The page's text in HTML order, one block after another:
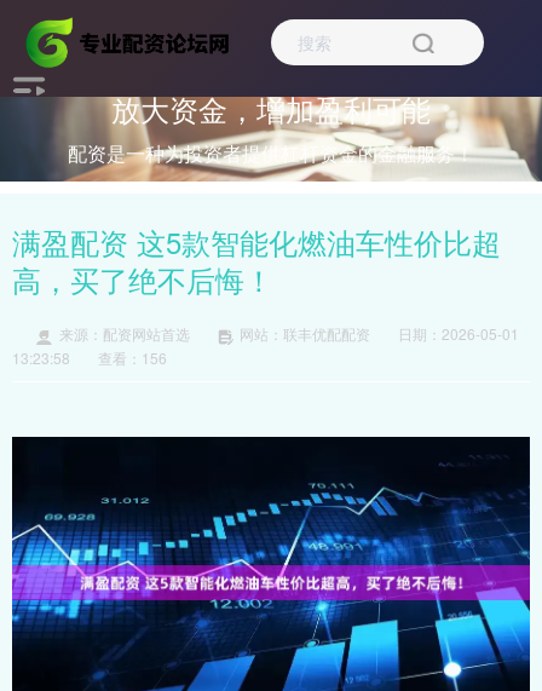
放大资金，增加盈利可能
配资是一种为投资者提供杠杆资金的金融服务！
满盈配资 这5款智能化燃油车性价比超
高，买了绝不后悔！
来源：配资网站首选 网站：联丰优配配资
日期：2026-05-01
13:23:58
查看：156